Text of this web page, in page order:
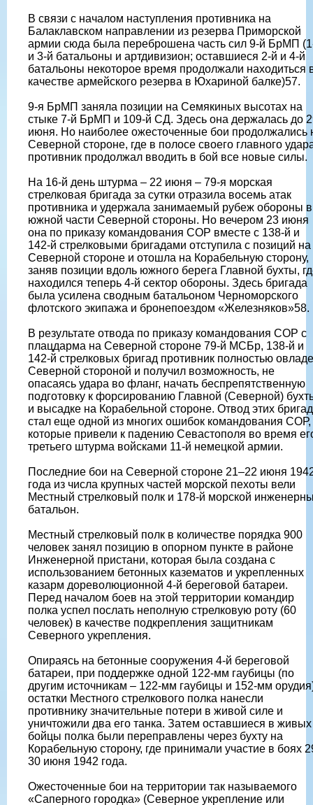
В связи с началом наступления противника на
Балаклавском направлении из резерва Приморской
армии сюда была переброшена часть сил 9-й БрМП
и 3-й батальоны и артдивизион; оставшиеся 2-й и 4-й
батальоны некоторое время продолжали находиться
качестве армейского резерва в Юхариной балке)57.
9-я БрМП заняла позиции на Семякиных высотах на
стыке 7-й БрМП и 109-й СД. Здесь она держалась до
июня. Но наиболее ожесточенные бои продолжались
Северной стороне, где в полосе своего главного
противник продолжал вводить в бой все новые силы.
На 16-й день штурма – 22 июня – 79-я морская
стрелковая бригада за сутки отразила восемь атак
противника и удержала занимаемый рубеж обороны в
южной части Северной стороны. Но вечером 23 июня
она по приказу командования СОР вместе с 138-й и
142-й стрелковыми бригадами отступила с позиций на
Северной стороне и отошла на Корабельную сторону,
заняв позиции вдоль южного берега Главной бухты,
находился теперь 4-й сектор обороны. Здесь бригада
была усилена сводным батальоном Черноморского
флотского экипажа и бронепоездом «Железняков»58.
В результате отвода по приказу командования СОР с
плацдарма на Северной стороне 79-й МСБр, 138-й и
142-й стрелковых бригад противник полностью
Северной стороной и получил возможность, не
опасаясь удара во фланг, начать беспрепятственную
подготовку к форсированию Главной (Северной)
и высадке на Корабельной стороне. Отвод этих бригад
стал еще одной из многих ошибок командования СОР,
которые привели к падению Севастополя во время
третьего штурма войсками 11-й немецкой армии.
Последние бои на Северной стороне 21–22 июня
года из числа крупных частей морской пехоты вели
Местный стрелковый полк и 178-й морской
батальон.
Местный стрелковый полк в количестве порядка 900
человек занял позицию в опорном пункте в районе
Инженерной пристани, которая была создана с
использованием бетонных казематов и укрепленных
казарм дореволюционной 4-й береговой батареи.
Перед началом боев на этой территории командир
полка успел послать неполную стрелковую роту (60
человек) в качестве подкрепления защитникам
Северного укрепления.
Опираясь на бетонные сооружения 4-й береговой
батареи, при поддержке одной 122-мм гаубицы (по
другим источникам – 122-мм гаубицы и 152-мм
остатки Местного стрелкового полка нанесли
противнику значительные потери в живой силе и
уничтожили два его танка. Затем оставшиеся в живых
бойцы полка были переправлены через бухту на
Корабельную сторону, где принимали участие в боях
30 июня 1942 года.
Ожесточенные бои на территории так называемого
«Саперного городка» (Северное укрепление или